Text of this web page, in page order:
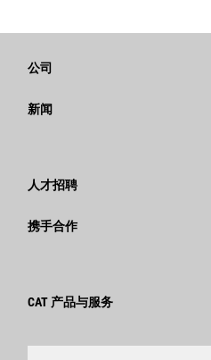
公司
战略
卡特彼勒 基金会
行为准则
创新
新闻
社交媒体
人才招聘
为什么选择卡特彼勒？
搜索和申请
携手合作
供应商
CAT 产品与服务